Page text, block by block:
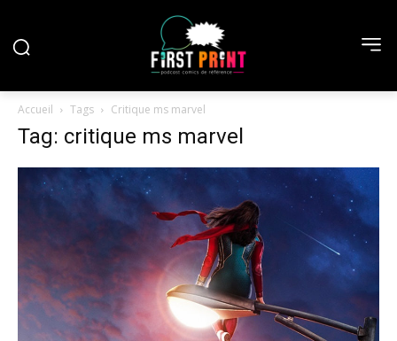
Accueil Tags Critique ms marvel
Tag: critique ms marvel